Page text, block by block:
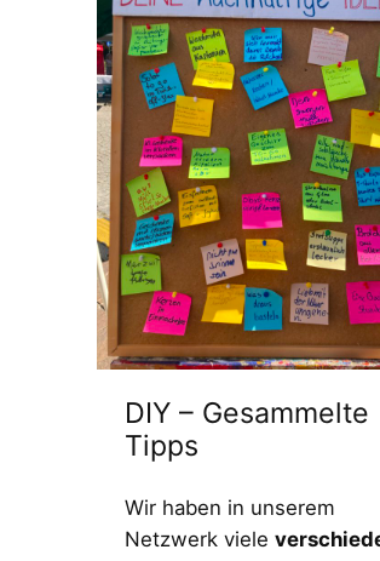
DIY – Gesammelte
Tipps
Wir haben in unserem
Netzwerk viele